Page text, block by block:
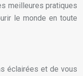
meilleures pratiques
le monde en toute
éclairées et de vous